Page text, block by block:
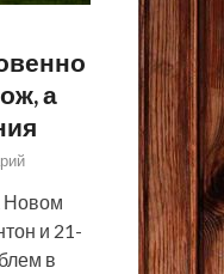
а
Новом
и 21-
в